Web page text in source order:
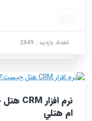
تعداد بازدید : 2649
ام هتلي